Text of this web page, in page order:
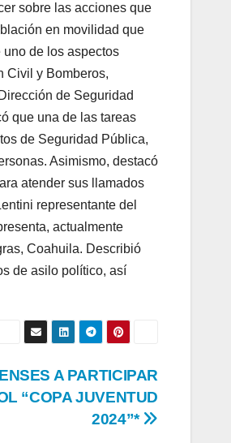
sobre las acciones que
en movilidad que
de los aspectos
Civil y Bomberos,
de Seguridad
que una de las tareas
de Seguridad Pública,
Asimismo, destacó
atender sus llamados
representante del
actualmente
Coahuila. Describió
de asilo político, así
A PARTICIPAR
“COPA JUVENTUD
2024”*